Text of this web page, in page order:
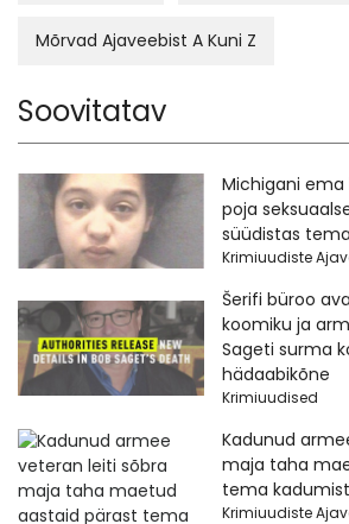
Mõrvad Ajaveebist A Kuni Z
Soovitatav
Michigani
poja
süüdistas
Krimiuudiste
Šerifi büroo
koomiku ja
Sageti surma
hädaabikõne
Krimiuudised
Kadunud
maja taha
tema kadumist
Krimiuudiste